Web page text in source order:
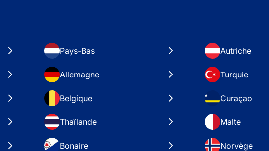
Pays-Bas Autriche
Allemagne Turquie
Belgique Curaçao
Thaïlande Malte
Bonaire Norvège